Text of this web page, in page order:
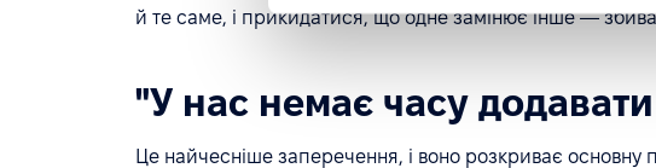
й те саме, і прикидатися, що одне замінює інше —
"У нас немає часу
Це найчесніше заперечення, і воно розкриває основну